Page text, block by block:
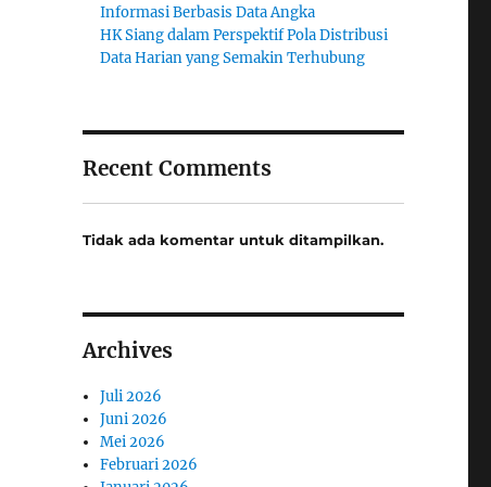
Informasi Berbasis Data Angka
HK Siang dalam Perspektif Pola Distribusi
Data Harian yang Semakin Terhubung
Recent Comments
Tidak ada komentar untuk ditampilkan.
Archives
Juli 2026
Juni 2026
Mei 2026
Februari 2026